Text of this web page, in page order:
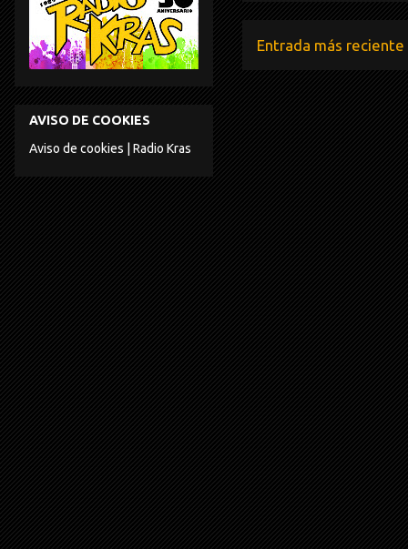
Entrada más reciente
AVISO DE COOKIES
Aviso de cookies | Radio Kras